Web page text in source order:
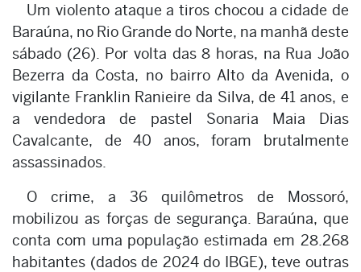
Um violento ataque a tiros chocou a cidade de
Baraúna, no Rio Grande do Norte, na manhã deste
sábado (26). Por volta das 8 horas, na Rua João
Bezerra da Costa, no bairro Alto da Avenida, o
vigilante Franklin Ranieire da Silva, de 41 anos, e
a vendedora de pastel Sonaria Maia Dias
Cavalcante, de 40 anos, foram brutalmente
assassinados.
O crime, a 36 quilômetros de Mossoró,
mobilizou as forças de segurança. Baraúna, que
conta com uma população estimada em 28.268
habitantes (dados de 2024 do IBGE), teve outras